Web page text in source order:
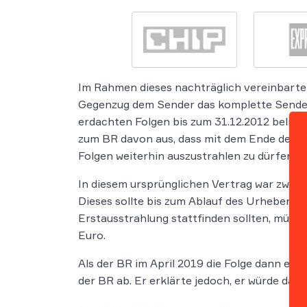
Im Rahmen dieses nachträglich
Gegenzug dem Sender das komplette
erdachten Folgen bis zum 31.12.2012
zum BR davon aus, dass mit dem Ende der
Folgen weiterhin auszustrahlen zu dürfen,
In diesem ursprünglichen Vertrag war
Dieses sollte bis zum Ablauf des
Erstausstrahlung stattfinden sollten,
Euro.
Als der BR im April 2019 die Folge dann
der BR ab. Er erklärte jedoch, er würde das